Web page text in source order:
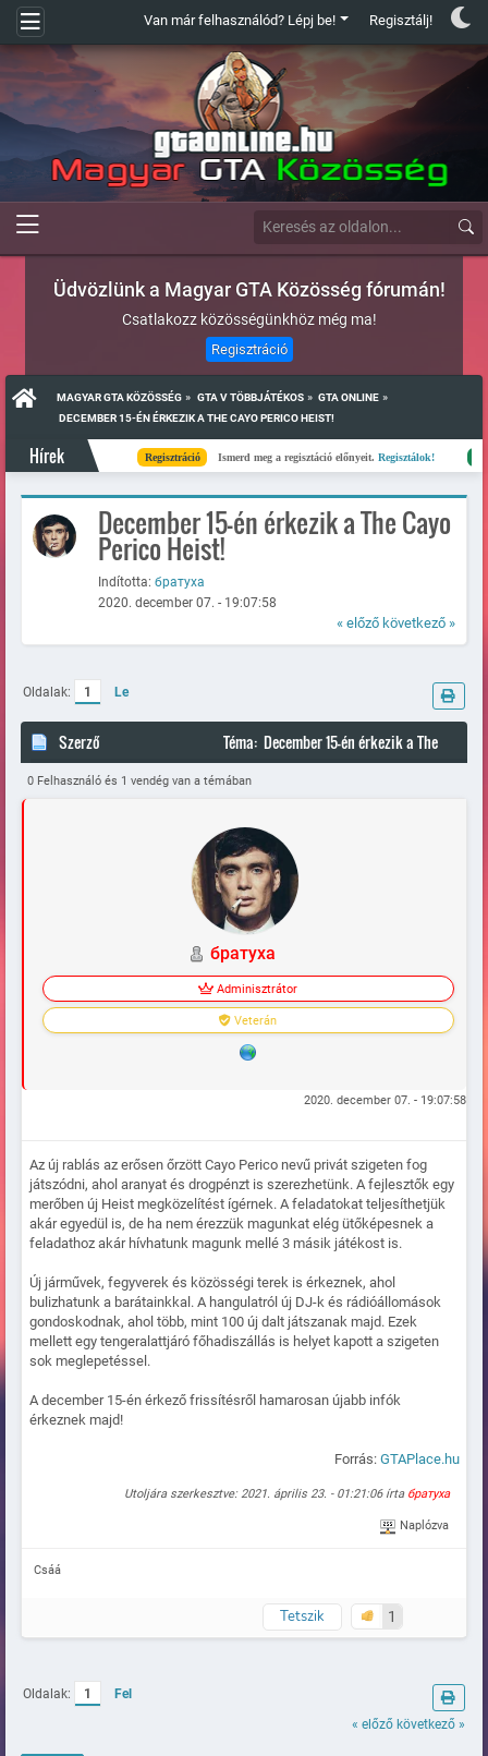
Van már felhasználód? Lépj be! Regisztálj!
Üdvözlünk a Magyar GTA Közösség fórumán!
Csatlakozz közösségünkhöz még ma!
Regisztráció
MAGYAR GTA KÖZÖSSÉG » GTA V TÖBBJÁTÉKOS » GTA ONLINE »
DECEMBER 15-ÉN ÉRKEZIK A THE CAYO PERICO HEIST!
Hírek Regisztráció Ismerd meg a regisztáció előnyeit.Regisztálok! Kész
December 15-én érkezik a The Cayo
Perico Heist!
Indította: братуха
2020. december 07. - 19:07:58
« előző következő »
Oldalak: 1 Le
Szerző
Téma: December 15-én érkezik a The
Cayo Perico Heist! (Megtekintve 82526 alkalommal)
0 Felhasználó és 1 vendég van a témában
братуха
Adminisztrátor
Veterán
2020. december 07. - 19:07:58
Az új rablás az erősen őrzött Cayo Perico nevű privát szigeten fog
játszódni, ahol aranyat és drogpénzt is szerezhetünk. A fejlesztők egy
merőben új Heist megközelítést ígérnek. A feladatokat teljesíthetjük
akár egyedül is, de ha nem érezzük magunkat elég ütőképesnek a
feladathoz akár hívhatunk magunk mellé 3 másik játékost is.
Új járművek, fegyverek és közösségi terek is érkeznek, ahol
bulizhatunk a barátainkkal. A hangulatról új DJ-k és rádióállomások
gondoskodnak, ahol több, mint 100 új dalt játszanak majd. Ezek
mellett egy tengeralattjáró főhadiszállás is helyet kapott a szigeten
sok meglepetéssel.
A december 15-én érkező frissítésről hamarosan újabb infók
érkeznek majd!
Forrás: GTAPlace.hu
Utoljára szerkesztve: 2021. április 23. - 01:21:06 írta братуха
Naplózva
Csáá
Tetszik 1
Oldalak: 1
Fel
« előző következő »